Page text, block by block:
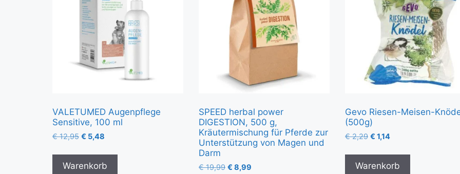
VALETUMED Augenpflege
Sensitive, 100 ml
€12,95 € 5,48
Warenkorb
SPEED herbal power
DIGESTION, 500 g,
Kräutermischung für Pferde zur
Unterstützung von Magen und
Darm
€19,99 € 8,99
Gevo Riesen-Meisen-
(500g)
€2,29 € 1,14
Warenkorb